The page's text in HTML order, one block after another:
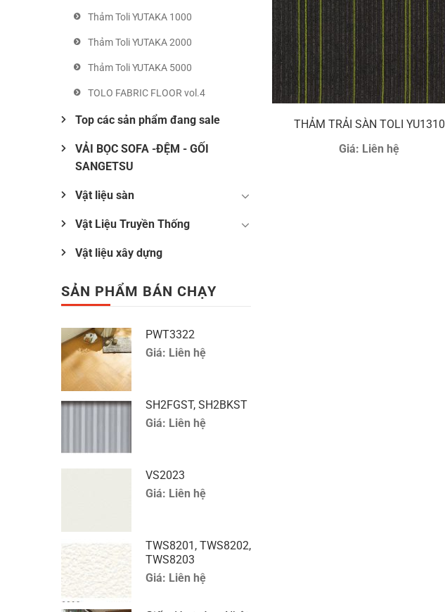
Thảm Toli YUTAKA 1000
Thảm Toli YUTAKA 2000
Thảm Toli YUTAKA 5000
TOLO FABRIC FLOOR vol.4
Top các sản phẩm đang sale
VẢI BỌC SOFA -ĐỆM - GỐI
SANGETSU
Vật liệu sàn
Vật Liệu Truyền Thống
Vật liệu xây dựng
SẢN PHẨM BÁN CHẠY
PWT3322
Giá: Liên hệ
SH2FGST, SH2BKST
Giá: Liên hệ
VS2023
Giá: Liên hệ
TWS8201, TWS8202,
TWS8203
Giá: Liên hệ
THẢM TRẢI SÀN TOLI YU1310
Giá: Liên hệ